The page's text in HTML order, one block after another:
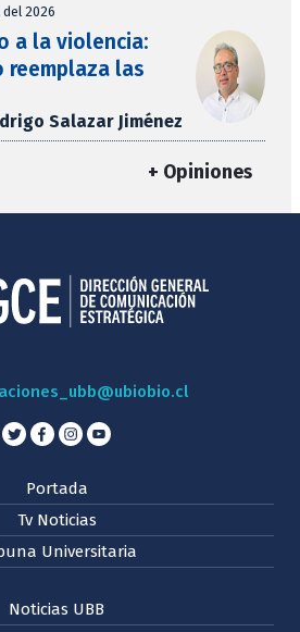
2026
a la violencia:
reemplaza las
Salazar Jiménez
+ Opiniones
Portada
Tv Noticias
Universitaria
Noticias UBB